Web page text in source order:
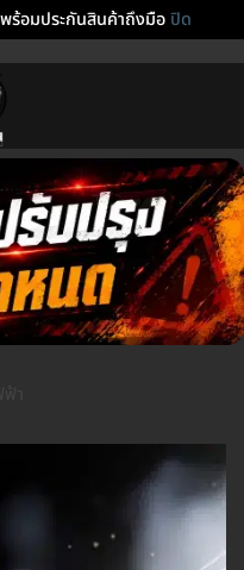
ร้อมประกันสินค้าถึงมือปิด